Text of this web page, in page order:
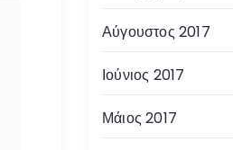
Αύγουστος 2017
Ιούνιος 2017
Μάιος 2017